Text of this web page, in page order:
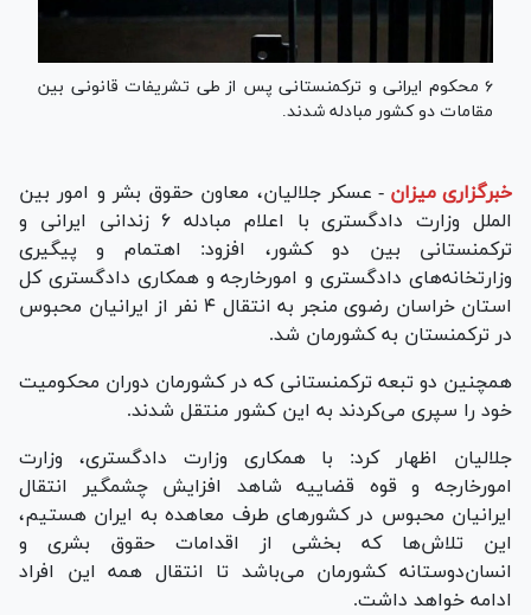
۶ محکوم ایرانی و ترکمنستانی پس از طی تشریفات قانونی بین
مقامات دو کشور مبادله شدند.
خبرگزاری میزان - عسکر جلالیان، معاون حقوق بشر و امور بین­‌
الملل وزارت دادگستری با اعلام مبادله ۶ زندانی ایرانی و
ترکمنستانی بین دو کشور، افزود: اهتمام و پیگیری
وزارتخانه‌های دادگستری و امورخارجه و همکاری دادگستری کل
استان خراسان رضوی منجر به انتقال ۴ نفر از ایرانیان محبوس
در ترکمنستان به کشورمان شد.
همچنین دو تبعه ترکمنستانی که در کشورمان دوران محکومیت
خود را سپری می‌کردند به این کشور منتقل شدند.
جلالیان اظهار کرد: با همکاری وزارت دادگستری، وزارت
امورخارجه و قوه‌ قضاییه شاهد افزایش چشمگیر انتقال
ایرانیان محبوس در کشور‌های طرف معاهده به ایران هستیم،
این تلاش‌ها که بخشی از اقدامات حقوق بشری و
انسان‌دوستانه کشورمان می‌باشد تا انتقال همه این افراد
ادامه خواهد داشت.